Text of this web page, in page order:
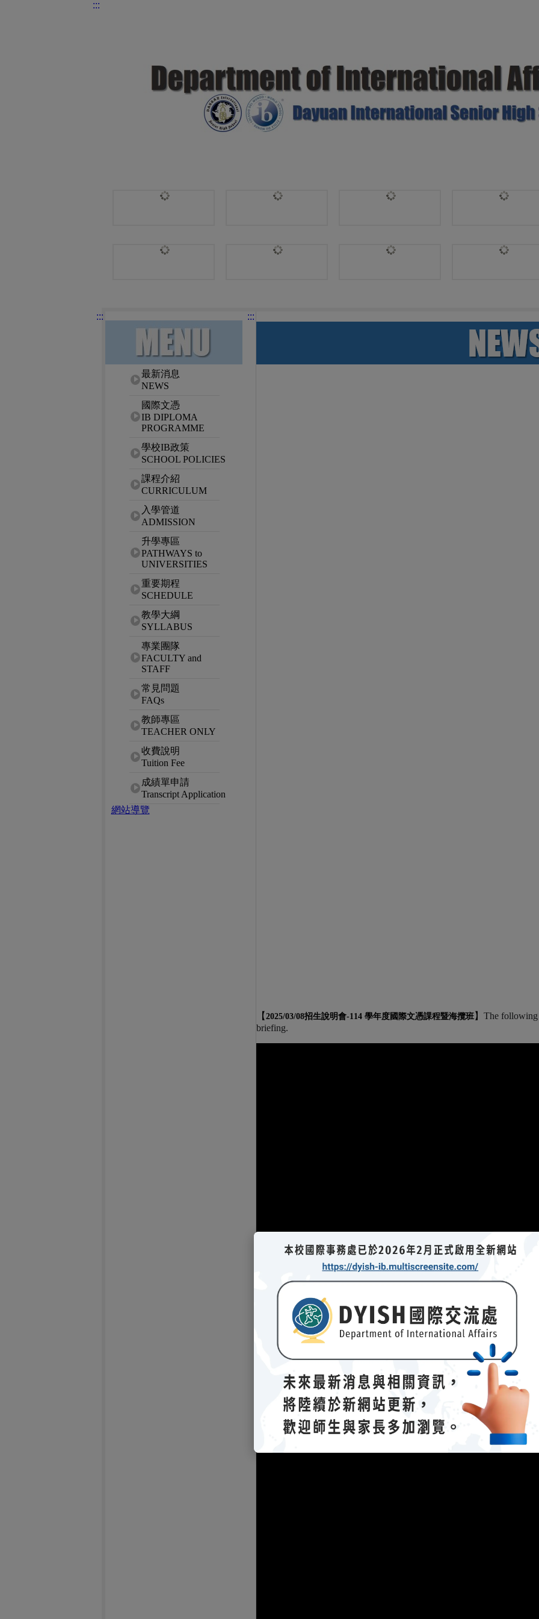
:::
:::
網站選單最新消息
NEWS
國際文憑
IB DIPLOMA
PROGRAMME
學校IB政策
SCHOOL POLICIES
課程介紹
CURRICULUM
入學管道
ADMISSION
升學專區
PATHWAYS to
UNIVERSITIES
重要期程
SCHEDULE
教學大綱
SYLLABUS
專業團隊
FACULTY and
STAFF
常見問題
FAQs
教師專區
TEACHER ONLY
收費說明
Tuition Fee
成績單申請
Transcript Application
網站導覽
:::
【 2025/03/08招生說明會-114 學年度國際文憑課程暨海攬班】 The following
briefing.
【2023/04/21招生說明會-112 學年度國際文憑課程暨海攬班】The following
－參考資料：說明會簡報（ 連結 (另開新視窗)
）